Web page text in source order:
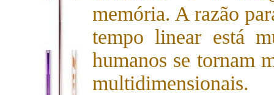
memória. A razão
tempo linear está
humanos se tornam
multidimensionais.